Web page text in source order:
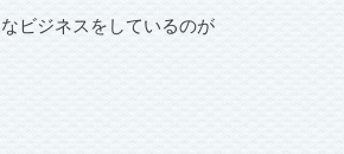
ビジネスをしているのが